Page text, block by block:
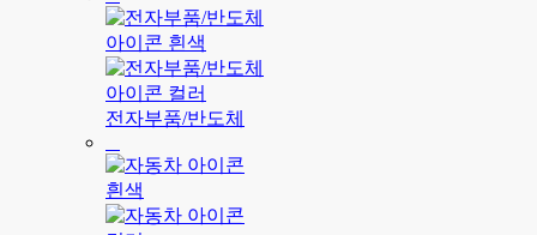
전자부품/반도체